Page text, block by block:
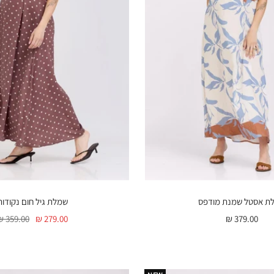
אסטל שמנת מודפס
מחיר
379.00 ₪
שמלת גיל חום
מחיר
279.00 ₪
מחיר
359.00 ₪